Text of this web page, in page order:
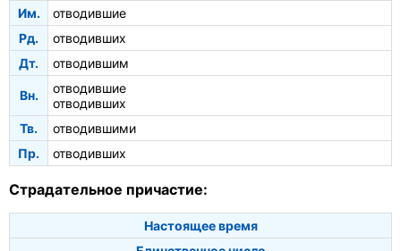
Им.
отводившие
Рд.
отводивших
Дт.
отводившим
Вн.
отводившие
отводивших
Тв.
отводившими
Пр.
отводивших
Страдательное причастие:
Настоящее время